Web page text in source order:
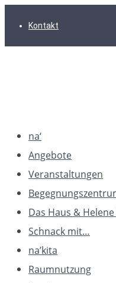
Hauptnavigation
Inhalt
FooterKontakt
na‘
Angebote
Veranstaltungen
Das Haus &
Schnack mit…
na’kita
Raumnutzung